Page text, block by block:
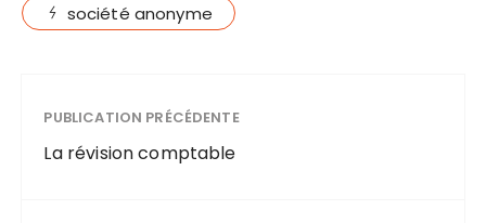
société anonyme
PUBLICATION PRÉCÉDENTE
La révision comptable